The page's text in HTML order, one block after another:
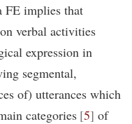
FE implies that
verbal activities
expression in
segmental,
of) utterances which
categories 5 of